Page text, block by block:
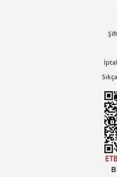
GAV
GAV OS-4075L HAVALI 1''
Stok Kodu :
64.152,00